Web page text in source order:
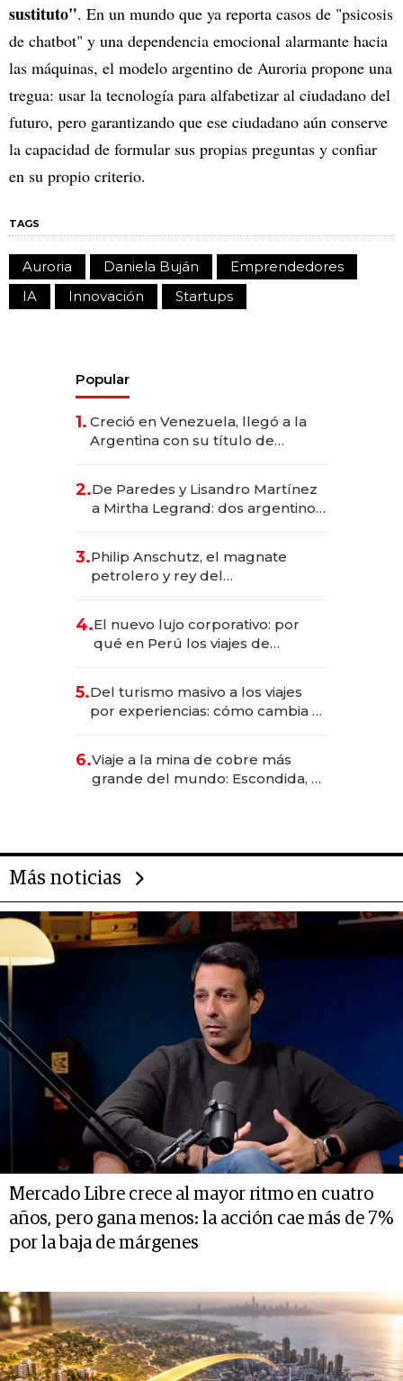
sustituto". En un mundo que ya reporta casos de "psicosis
de chatbot" y una dependencia emocional alarmante hacia
las máquinas, el modelo argentino de Auroria propone una
tregua: usar la tecnología para alfabetizar al ciudadano del
futuro, pero garantizando que ese ciudadano aún conserve
la capacidad de formular sus propias preguntas y confiar
en su propio criterio.
TAGS
Auroria Daniela Buján
Emprendedores
IA
Innovación Startups
Popular
1. Creció en Venezuela, llegó a la
Argentina con su título de
las marcas "fast premium"
2.De Paredes y Lisandro Martínez
a Mirtha Legrand: dos argentinos
3.Philip Anschutz, el magnate
petrolero y rey del
Fénix
4.El nuevo lujo corporativo: por
qué en Perú los viajes de
transformadoras
5.Del turismo masivo a los viajes
por experiencias: cómo cambia el
6.Viaje a la mina de cobre más
grande del mundo: Escondida, el
Más noticias
Mercado Libre crece al mayor ritmo en cuatro
años, pero gana menos: la acción cae más de 7%
por la baja de márgenes